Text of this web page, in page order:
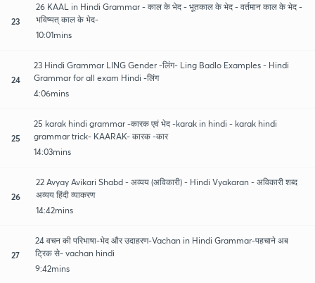
23
26 KAAL in Hindi Grammar - काल के भेद - भूतकाल के भेद - वर्तमान काल के भेद -
भविष्यत् काल के भेद-
10:01mins
24
23 Hindi Grammar LING Gender -लिंग- Ling Badlo Examples - Hindi
Grammar for all exam Hindi -लिंग
4:06mins
25
25 karak hindi grammar -कारक एवं भेद -karak in hindi - karak hindi
grammar trick- KAARAK- कारक -कार
14:03mins
26
22 Avyay Avikari Shabd - अव्यय (अविकारी) - Hindi Vyakaran - अविकारी शब्द
अव्यय हिंदी व्याकरण
14:42mins
27
24 वचन की परिभाषा-भेद और उदाहरण-Vachan in Hindi Grammar-पहचाने अब
ट्रिक से- vachan hindi
9:42mins